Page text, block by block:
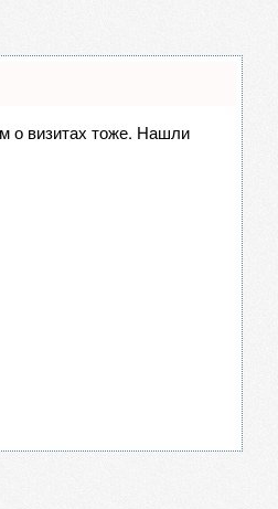
о визитах тоже. Нашли